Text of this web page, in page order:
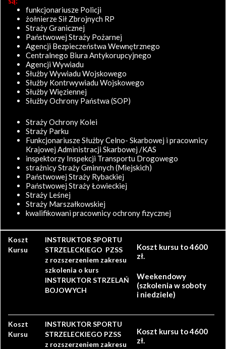
funkcjonariusze Policji
żołnierze Sił Zbrojnych RP
Straży Granicznej
Państwowej Straży Pożarnej
Agencji Bezpieczeństwa Wewnętrznego
Centralnego Biura Antykorupcyjnego
Agencji Wywiadu
Służby Wywiadu Wojskowego
Służby Kontrwywiadu Wojskowego
Służby Więziennej
Służby Ochrony Państwa (SOP)
Straży Ochrony Kolei
Straży Parku
Funkcjonariusze Służby Celno- Skarbowej i pracownicy
Krajowej Administracji Skarbowej /KAS
inspektorzy Inspekcji Transportu Drogowego
strażnicy Straży Gminnych (Miejskich)
Państwowej Straży Rybackiej
Państwowej Straży Łowieckiej
Straży Leśnej
Straży Marszałkowskiej
kwalifikowani pracownicy ochrony fizycznej
Koszt
Kursu
INSTRUKTOR SPORTU
STRZELECKIEGO PZSS
z rozszerzeniem zakresu
szkolenia o kurs
INSTRUKTOR STRZELAŃ
BOJOWYCH
Koszt kursu to 4600
zł.
Weekendowy
(szkolenia w soboty
i niedziele)
Koszt
Kursu
INSTRUKTOR SPORTU
STRZELECKIEGO PZSS
z rozszerzeniem zakresu
Koszt kursu to 4600
zł.